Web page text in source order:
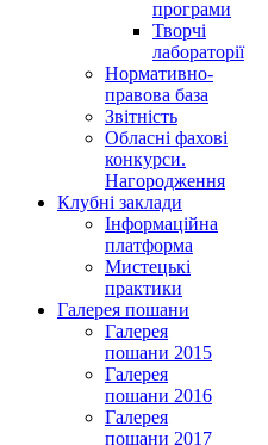
програми
Творчі
лабораторії
Нормативно-
правова база
Звітність
Обласні фахові
конкурси.
Нагородження
Клубні заклади
Інформаційна
платформа
Мистецькі
практики
Галерея пошани
Галерея
пошани 2015
Галерея
пошани 2016
Галерея
пошани 2017